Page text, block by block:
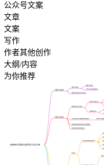
公众号文案
文章
文案
写作
作者其他创作
大纲/内容
为你推荐